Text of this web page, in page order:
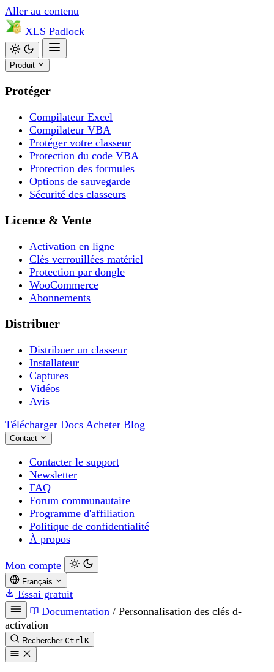
Aller au contenu
XLS Padlock
Produit
Protéger
Compilateur Excel
Compilateur VBA
Protéger votre classeur
Protection du code VBA
Protection des formules
Options de sauvegarde
Sécurité des classeurs
Licence & Vente
Activation en ligne
Clés verrouillées matériel
Protection par dongle
WooCommerce
Abonnements
Distribuer
Distribuer un classeur
Installateur
Captures
Vidéos
Avis
Télécharger Docs Acheter Blog
Contact
Contacter le support
Newsletter
FAQ
Forum communautaire
Programme d'affiliation
Politique de confidentialité
À propos
Mon compte
Français
Essai gratuit
Documentation / Personnalisation des clés d-
activation
Rechercher CtrlK